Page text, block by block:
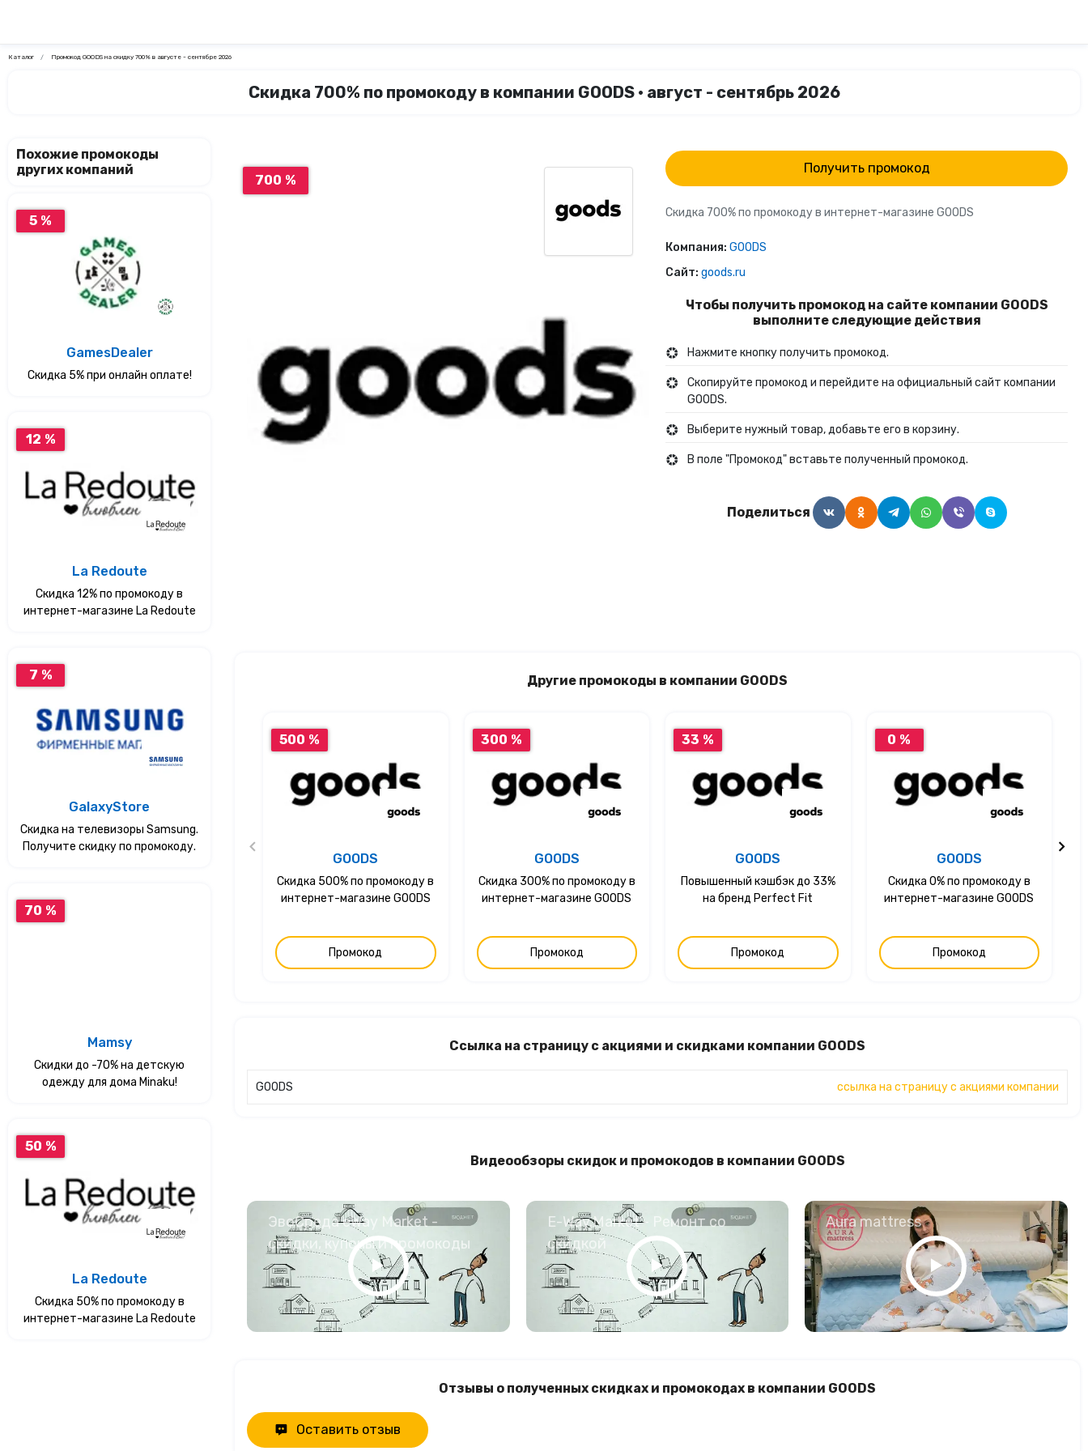
Каталог Промокод GOODS на скидку 700% в августе - сентябре 2026
Скидка 700% по промокоду в компании GOODS • август - сентябрь 2026
700 %
Получить промокод
Скидка 700% по промокоду в интернет-магазине GOODS
Компания: GOODS
Сайт: goods.ru
Чтобы получить промокод на сайте компании GOODS
выполните следующие действия
Нажмите кнопку получить промокод.
Скопируйте промокод и перейдите на официальный сайт компании
GOODS.
Выберите нужный товар, добавьте его в корзину.
В поле "Промокод" вставьте полученный промокод.
Поделиться
Другие промокоды в компании GOODS
500 %
GOODS
Скидка 500% по промокоду в
интернет-магазине GOODS
Промокод
300 %
GOODS
Скидка 300% по промокоду в
интернет-магазине GOODS
Промокод
33 %
GOODS
Повышенный кэшбэк до 33%
на бренд Perfect Fit
Промокод
0 %
GOODS
Скидка 0% по промокоду в
интернет-магазине GOODS
Промокод
Ссылка на страницу с акциями и скидками компании GOODS
GOODS ссылка на страницу с акциями компании
Видеообзоры скидок и промокодов в компании GOODS
ЭвоСреда eWay Market -
скидки, купоны и промокоды
E-Way.Market - Ремонт со
скидкой
Aura mattress
Отзывы о полученных скидках и промокодах в компании GOODS
Оставить отзыв
Похожие промокоды
других компаний
5 %
GamesDealer
Скидка 5% при онлайн оплате!
12 %
La Redoute
Скидка 12% по промокоду в
интернет-магазине La Redoute
7 %
GalaxyStore
Скидка на телевизоры Samsung.
Получите скидку по промокоду.
70 %
Mamsy
Скидки до -70% на детскую
одежду для дома Minaku!
50 %
La Redoute
Скидка 50% по промокоду в
интернет-магазине La Redoute